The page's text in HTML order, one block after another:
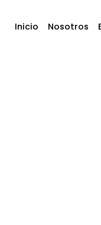
Inicio Nosotros